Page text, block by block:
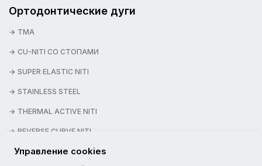
Ортодонтические дуги
TMA
CU-NITI СО СТОПАМИ
SUPER ELASTIC NITI
STAINLESS STEEL
THERMAL ACTIVE NITI
REVERSE CURVE NITI
Управление cookies